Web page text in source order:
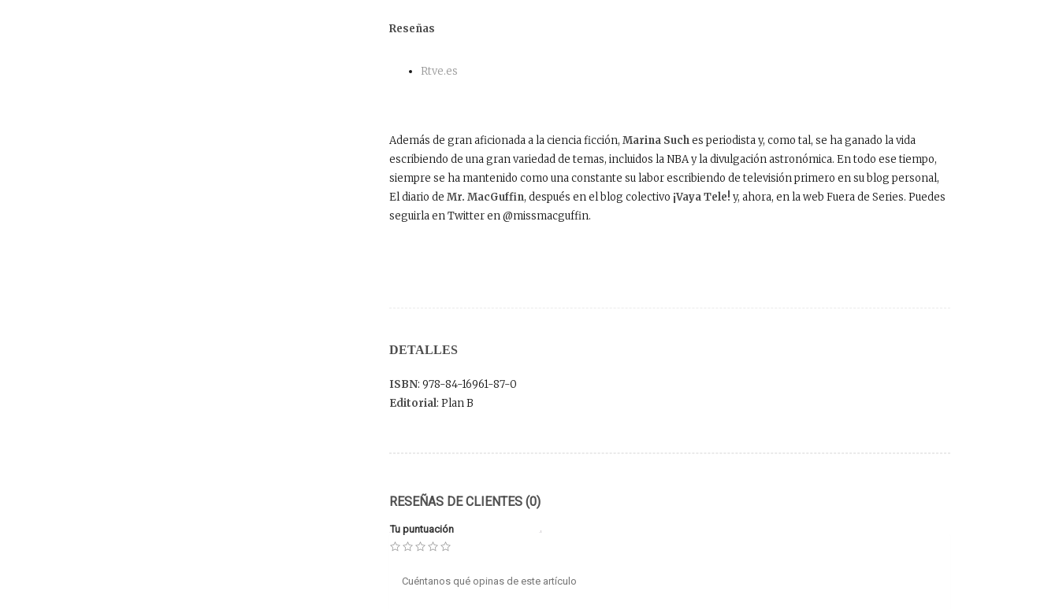
Reseñas
Rtve.es
Además de gran aficionada a la ciencia ficción, Marina Suches periodista y, como tal, se ha ganado la vida
escribiendo de una gran variedad de temas, incluidos la NBA y la divulgación astronómica. En todo ese tiempo,
siempre se ha mantenido como una constante su labor escribiendo de televisión primero en su blog personal,
El diario de Mr. MacGuffin, después en el blog colectivo ¡Vaya Tele! y, ahora, en la web Fuera de Series. Puedes
seguirla en Twitter en @missmacguffin.
DETALLES
ISBN: 978-84-16961-87-0
Editorial: Plan B
RESEÑAS DE CLIENTES (0)
Tu puntuación